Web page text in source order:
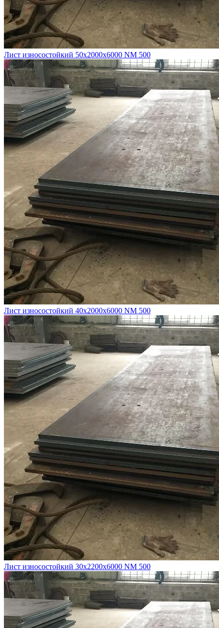
Лист износостойкий 50х2000х6000 NM 500
Лист износостойкий 40х2000х6000 NM 500
Лист износостойкий 30х2200х6000 NM 500